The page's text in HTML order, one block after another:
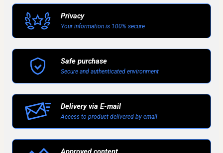
Privacy
Your information is 100% secure
Safe purchase
Secure and authenticated environment
Delivery via E-mail
Access to product delivered by email